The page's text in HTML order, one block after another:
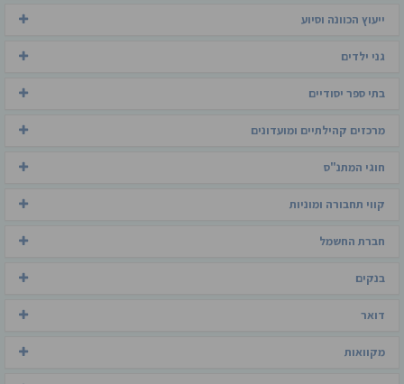
ייעוץ הכוונה וסיוע
גני ילדים
בתי ספר יסודיים
מרכזים קהילתיים ומועדונים
חוגי המתנ"ס
קווי תחבורה ומוניות
חברת החשמל
בנקים
דואר
מקוואות